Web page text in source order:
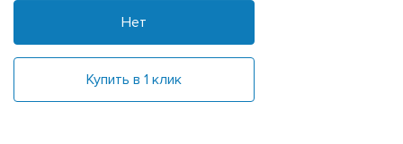
Нет
Купить в 1 клик